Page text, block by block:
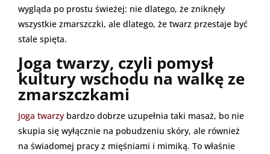
wygląda po prostu świeżej: nie dlatego, że zniknęły
wszystkie zmarszczki, ale dlatego, że twarz przestaje być
stale spięta.
Joga twarzy, czyli pomysł
kultury wschodu na walkę ze
zmarszczkami
Joga twarzy bardzo dobrze uzupełnia taki masaż, bo nie
skupia się wyłącznie na pobudzeniu skóry, ale również
na świadomej pracy z mięśniami i mimiką. To właśnie